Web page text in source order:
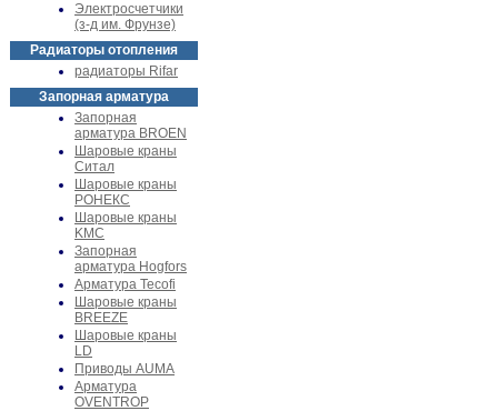
Электросчетчики
(з-д им. Фрунзе)
Радиаторы отопления
радиаторы Rifar
Запорная арматура
Запорная
арматура BROEN
Шаровые краны
Ситал
Шаровые краны
РОНЕКС
Шаровые краны
KMC
Запорная
арматура Hogfors
Арматура Tecofi
Шаровые краны
BREEZE
Шаровые краны
LD
Приводы AUMA
Арматура
OVENTROP